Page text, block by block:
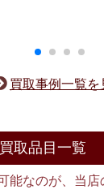
買取事例一覧を
取品目一覧
能なのが、当店